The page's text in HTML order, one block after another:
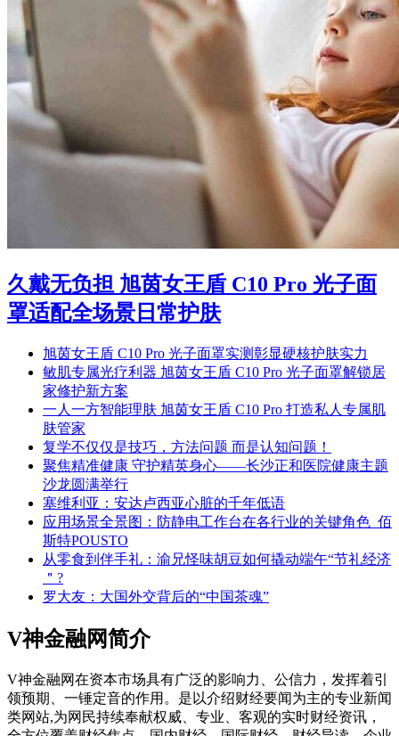
久戴无负担 旭茵女王盾 C10 Pro 光子面
罩适配全场景日常护肤
旭茵女王盾 C10 Pro 光子面罩实测彰显硬核护肤实力
敏肌专属光疗利器 旭茵女王盾 C10 Pro 光子面罩解锁居
家修护新方案
一人一方智能理肤 旭茵女王盾 C10 Pro 打造私人专属肌
肤管家
复学不仅仅是技巧，方法问题 而是认知问题！
聚焦精准健康 守护精英身心——长沙正和医院健康主题
沙龙圆满举行
塞维利亚：安达卢西亚心脏的千年低语
应用场景全景图：防静电工作台在各行业的关键角色_佰
斯特POUSTO
从零食到伴手礼：渝兄怪味胡豆如何撬动端午“节礼经济
＂?
罗大友：大国外交背后的“中国茶魂”
V神金融网简介
V神金融网在资本市场具有广泛的影响力、公信力，发挥着引
领预期、一锤定音的作用。是以介绍财经要闻为主的专业新闻
类网站,为网民持续奉献权威、专业、客观的实时财经资讯，